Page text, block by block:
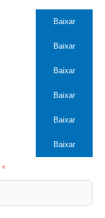
Baixar
Baixar
Baixar
Baixar
Baixar
Baixar